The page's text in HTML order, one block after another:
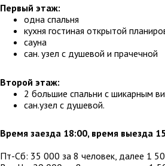
Первый этаж:
одна спальня
кухня гостиная открытой
сауна
сан. узел с душевой и прачечной
Второй этаж:
2 большие спальни с шикарным
сан.узел с душевой.
Время заезда 18:00, время выезда
Пт-Сб: 35 000 за 8 человек, далее 1